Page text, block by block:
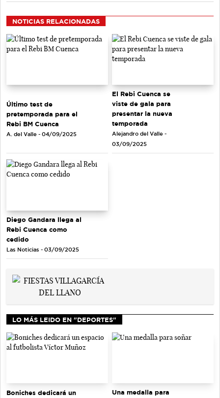
NOTICIAS RELACIONADAS
Último test de
pretemporada para el
Rebi BM Cuenca
A. del Valle - 04/09/2025
El Rebi Cuenca se
viste de gala para
presentar la nueva
temporada
Alejandro del Valle -
03/09/2025
Diego Gandara llega al
Rebi Cuenca como
cedido
Las Noticias - 03/09/2025
LO MÁS LEIDO EN "DEPORTES"
Boniches dedicará un
Una medalla para